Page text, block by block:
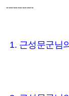
------------
1. 근성문군님